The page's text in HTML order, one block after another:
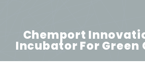
Chemport
Incubator For